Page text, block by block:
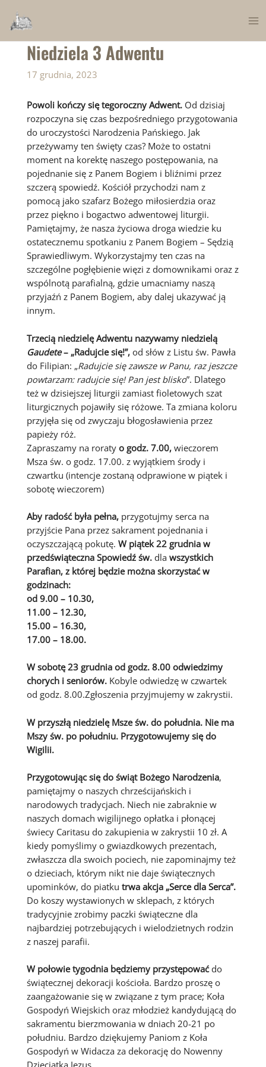
content
Niedziela 3 Adwentu
17 grudnia, 2023
Powoli kończy się tegoroczny Adwent.Od dzisiaj
rozpoczyna się czas bezpośredniego przygotowania
do uroczystości Narodzenia Pańskiego. Jak
przeżywamy ten święty czas? Może to ostatni
moment na korektę naszego postępowania, na
pojednanie się z Panem Bogiem i bliźnimi przez
szczerą spowiedź. Kościół przychodzi nam z
pomocą jako szafarz Bożego miłosierdzia oraz
przez piękno i bogactwo adwentowej liturgii.
Pamiętajmy, że nasza życiowa droga wiedzie ku
ostatecznemu spotkaniu z Panem Bogiem – Sędzią
Sprawiedliwym. Wykorzystajmy ten czas na
szczególne pogłębienie więzi z domownikami oraz z
wspólnotą parafialną, gdzie umacniamy naszą
przyjaźń z Panem Bogiem, aby dalej ukazywać ją
innym.
Trzecią niedzielę Adwentu nazywamy niedzielą
Gaudete– „Radujcie się!”,od słów z Listu św. Pawła
do Filipian: „Radujcie się zawsze w Panu, raz jeszcze
powtarzam: radujcie się! Pan jest blisko”. Dlatego
też w dzisiejszej liturgii zamiast fioletowych szat
liturgicznych pojawiły się różowe. Ta zmiana koloru
przyjęła się od zwyczaju błogosławienia przez
papieży róż.
Zapraszamy na roraty o godz. 7.00, wieczorem
Msza św. o godz. 17.00. z wyjątkiem środy i
czwartku (intencje zostaną odprawione w piątek i
sobotę wieczorem)
Aby radość była pełna, przygotujmy serca na
przyjście Pana przez sakrament pojednania i
oczyszczającą pokutę. W piątek 22 grudnia w
przedświąteczna Spowiedź św.dla wszystkich
Parafian, z której będzie można skorzystać w
godzinach:
od 9.00 – 10.30,
11.00 – 12.30,
15.00 – 16.30,
17.00 – 18.00.
W sobotę 23 grudnia od godz. 8.00 odwiedzimy
chorych i seniorów. Kobyle odwiedzę w czwartek
od godz. 8.00.Zgłoszenia przyjmujemy w zakrystii.
W przyszłą niedzielę Msze św. do południa. Nie ma
Mszy św. po południu. Przygotowujemy się do
Wigilii.
Przygotowując się do świąt Bożego Narodzenia,
pamiętajmy o naszych chrześcijańskich i
narodowych tradycjach. Niech nie zabraknie w
naszych domach wigilijnego opłatka i płonącej
świecy Caritasu do zakupienia w zakrystii 10 zł. A
kiedy pomyślimy o gwiazdkowych prezentach,
zwłaszcza dla swoich pociech, nie zapominajmy też
o dzieciach, którym nikt nie daje świątecznych
upominków, do piatku trwa akcja „Serce dla Serca”.
Do koszy wystawionych w sklepach, z których
tradycyjnie zrobimy paczki świąteczne dla
najbardziej potrzebujących i wielodzietnych rodzin
z naszej parafii.
W połowie tygodnia będziemy przystępowaćdo
świątecznej dekoracji kościoła. Bardzo proszę o
zaangażowanie się w związane z tym prace; Koła
Gospodyń Wiejskich oraz młodzież kandydującą do
sakramentu bierzmowania w dniach 20-21 po
południu. Bardzo dziękujemy Paniom z Koła
Gospodyń w Widacza za dekorację do Nowenny